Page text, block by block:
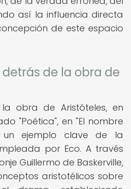
así la influencia directa
de este espacio
de la obra de
obra de Aristóteles, en
"Poética", en "El nombre
ejemplo clave de la
por Eco. A través
Guillermo de Baskerville,
aristotélicos sobre